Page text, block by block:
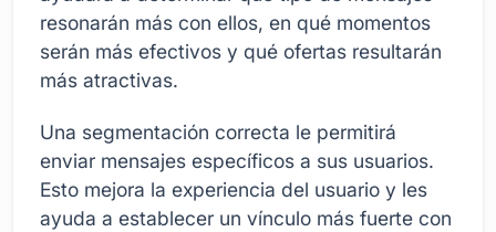
resonarán más con ellos, en qué momentos
serán más efectivos y qué ofertas resultarán
más atractivas.
Una segmentación correcta le permitirá
enviar mensajes específicos a sus usuarios.
Esto mejora la experiencia del usuario y les
ayuda a establecer un vínculo más fuerte con